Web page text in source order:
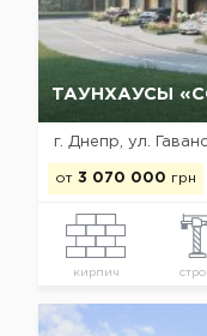
ТАУНХАУСЫ
г. Днепр, ул.
от 3 070 000 грн
кирпич